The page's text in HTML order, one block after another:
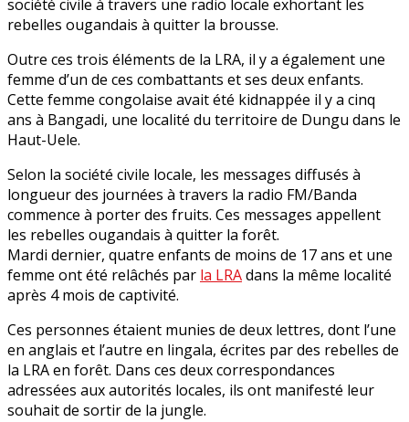
société civile à travers une radio locale exhortant les
rebelles ougandais à quitter la brousse.
Outre ces trois éléments de la LRA, il y a également une
femme d’un de ces combattants et ses deux enfants.
Cette femme congolaise avait été kidnappée il y a cinq
ans à Bangadi, une localité du territoire de Dungu dans le
Haut-Uele.
Selon la société civile locale, les messages diffusés à
longueur des journées à travers la radio FM/Banda
commence à porter des fruits. Ces messages appellent
les rebelles ougandais à quitter la forêt.
Mardi dernier, quatre enfants de moins de 17 ans et une
femme ont été relâchés par la LRAdans la même localité
après 4 mois de captivité.
Ces personnes étaient munies de deux lettres, dont l’une
en anglais et l’autre en lingala, écrites par des rebelles de
la LRA en forêt. Dans ces deux correspondances
adressées aux autorités locales, ils ont manifesté leur
souhait de sortir de la jungle.